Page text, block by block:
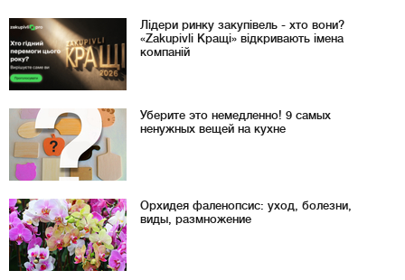
Лідери ринку закупівель - хто вони?
«Zakupivli Кращі» відкривають імена
компаній
Уберите это немедленно! 9 самых
ненужных вещей на кухне
Орхидея фаленопсис: уход, болезни,
виды, размножение